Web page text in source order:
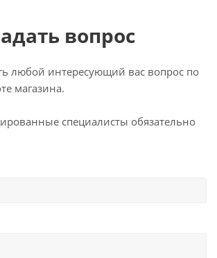
вопрос
любой интересующий вас вопрос по
магазина.
специалисты обязательно